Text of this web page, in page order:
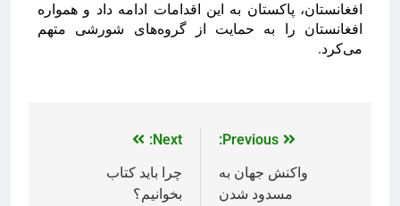
افغانستان، پاکستان به این اقدامات ادامه داد و همواره
افغانستان را به حمایت از گروه‌های شورشی متهم
می‌کرد.
Previous:
واکنش جهان به
مسدود شدن
Next:
چرا باید کتاب
بخوانیم؟